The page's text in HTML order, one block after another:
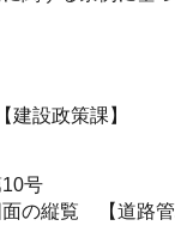
設政策課】
号
の縦覧 【道路管